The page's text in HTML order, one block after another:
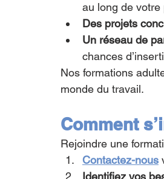
au long de votre
Des projets
Un réseau de
chances
Nos formations
monde du travail.
Comment
Rejoindre une
Contactez-nous
Identifiez vos